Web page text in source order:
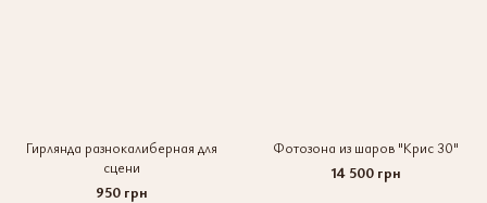
Гирлянда разнокалиберная для
сцени
950 грн
Фотозона из шаров "Крис 30"
14 500 грн